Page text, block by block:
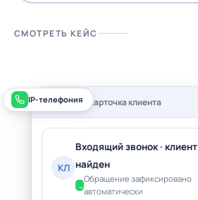
СМОТРЕТЬ КЕЙС
IP-телефонияCRM · Карточка клиента
КЛ
Входящий звонок · клиент
найден
Обращение зафиксировано
автоматически